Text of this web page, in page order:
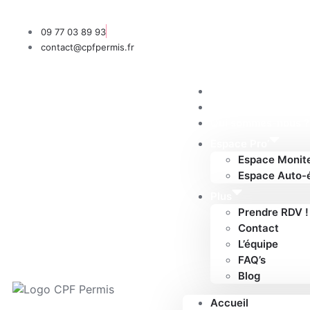
09 77 03 89 93
contact@cpfpermis.fr
Espace
Espace Auto-
Prendre RDV !
Contact
L’équipe
FAQ’s
Blog
Accueil